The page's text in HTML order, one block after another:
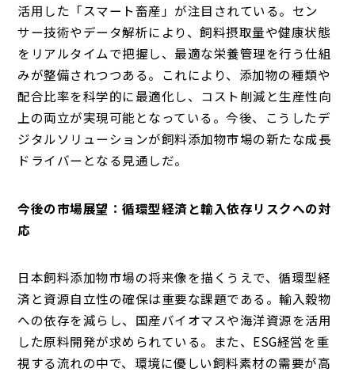
活用した「スマート畜産」が注目されている。セン
サー技術やデータ解析により、飼料摂取量や健康状態
をリアルタイムで把握し、最適な栄養管理を行う仕組
みが整備されつつある。これにより、添加物の種類や
配合比率を科学的に最適化し、コスト削減と生産性向
上の両立が実現可能となっている。今後、こうしたデ
ジタルソリューションが飼料添加物市場の新たな成長
ドライバーとなる見通しだ。
今後の市場展望：循環型経済と輸入依存リスクへの対
応
日本飼料添加物市場の将来像を描くうえで、循環型経
済と資源自立性の確保は重要な課題である。輸入穀物
への依存を減らし、国産バイオマスや海洋資源を活用
した原料開発が求められている。また、ESG経営を重
視する流れの中で、環境に優しい飼料素材の需要が高